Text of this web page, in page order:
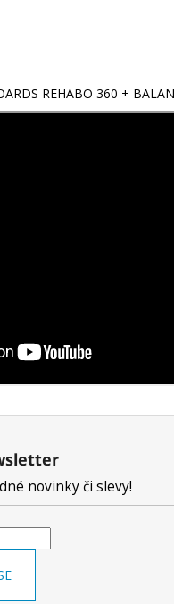
REHABO 360 +
novinky či slevy!